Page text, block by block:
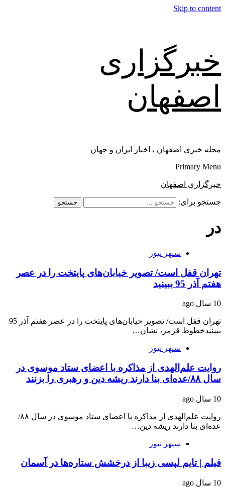
Skip to content
خبرگزاری
اصفهان
مجله خبری اصفهان ، اخبار ایران و جهان
Primary Menu
خبرگزاری اصفهان
جستجو برای:
در
سپهر نیوز
تهران قفل است/ تصویر خیابان‌های پایتخت را در عصر
هفتم آذر 95 ببینید
10 سال ago
تهران قفل است/ تصویر خیابان‌های پایتخت را در عصر هفتم آذر 95
ببینیدخطوط قرمز، نشان…
سپهر نیوز
روایت علم‌الهدی از مذاکره با اعضای ستاد موسوی در
سال ۸۸/عده‌ای بنا دارند ریشه دین و رهبری را بزنند
10 سال ago
روایت علم‌الهدی از مذاکره با اعضای ستاد موسوی در سال ۸۸/
عده‌ای بنا دارند ریشه دین…
سپهر نیوز
فیلم | تایم لپسی زیبا از درخشش ستاره‌ها در آسمان
10 سال ago